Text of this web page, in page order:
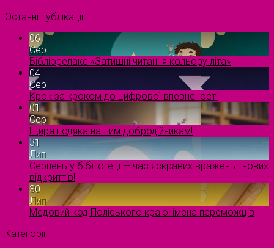
Останні публікації
06
Сер
Бібліорелакс «Затишні читання кольору літа»
04
Сер
Крок за кроком до цифрової впевненості
01
Сер
Щира подяка нашим добродійникам!
31
Лип
Серпень у бібліотеці — час яскравих вражень і нових
відкриттів!
30
Лип
Медовий код Поліського краю: імена переможців
Категорії